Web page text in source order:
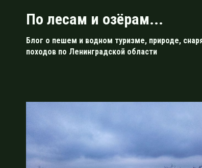
По лесам и озёрам...
Блог о пешем и водном туризме, природе,
походов по Ленинградской области